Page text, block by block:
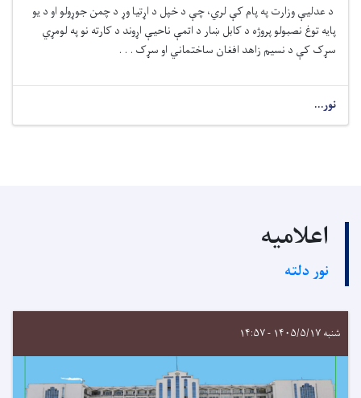
د عدلیې وزارت په پام کې لري، چې د خپل د اړتیا وړ د چمن جوړولو او د یو
پایه توغ نصبولوپروژه د کابل ښار د اتمې ناحیې اړوند د کارته نوپهلومړي
سړک کې د نسیم زاهد افغان ساختماني او سړک . . .
نور...
اعلامیه
نور دلته
شنبه ۱۴۰۵/۵/۱۷ - ۱۴:۵۷